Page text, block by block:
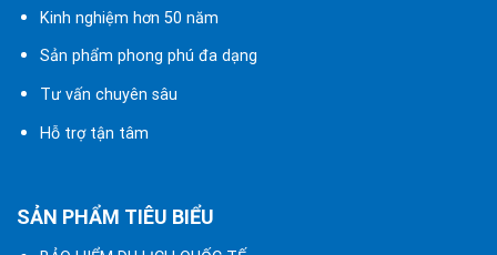
Kinh nghiệm hơn 50 năm
Sản phẩm phong phú đa dạng
Tư vấn chuyên sâu
Hỗ trợ tận tâm
SẢN PHẨM TIÊU BIỂU